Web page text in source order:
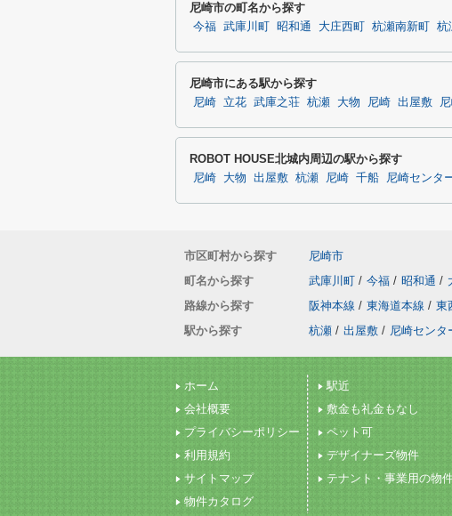
尼崎市の町名から探す
今福 武庫川町 昭和通 大庄西町 杭瀬南新町 杭
尼崎市にある駅から探す
尼崎 立花 武庫之荘 杭瀬 大物 尼崎 出屋敷
ROBOT HOUSE北城内周辺の駅から探す
尼崎 大物 出屋敷 杭瀬 尼崎 千船 尼崎センタ
市区町村から探す
尼崎市
町名から探す
武庫川町 / 今福 / 昭和通 /
路線から探す
阪神本線 / 東海道本線 / 東
駅から探す
杭瀬 / 出屋敷 / 尼崎センタ
ホーム
会社概要
プライバシーポリシー
利用規約
サイトマップ
物件カタログ
駅近
敷金も礼金もなし
ペット可
デザイナーズ物件
テナント・事業用の物